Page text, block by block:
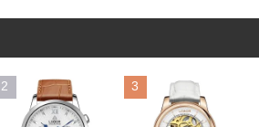
2 3